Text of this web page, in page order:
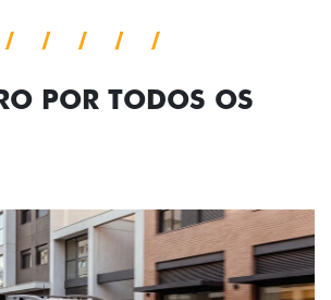
POR TODOS OS